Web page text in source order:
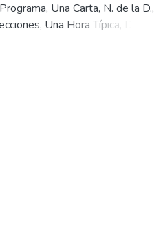
Una Carta, N. de la D.,
Una Hora Típica, Doña